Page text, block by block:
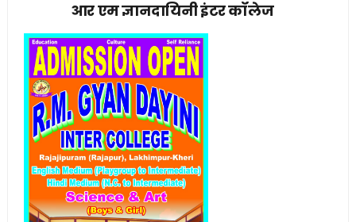
आर एम ज्ञानदायिनी इंटर कॉलेज